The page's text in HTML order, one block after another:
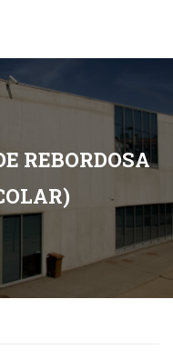
REBORDOSA